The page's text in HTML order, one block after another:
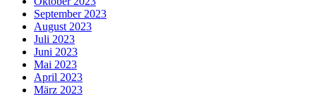
September 2023
August 2023
Juli 2023
Juni 2023
Mai 2023
April 2023
März 2023